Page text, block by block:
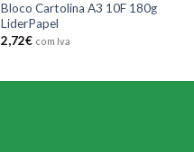
Bloco Cartolina A3 10F 180g
LiderPapel
2,72€ com Iva